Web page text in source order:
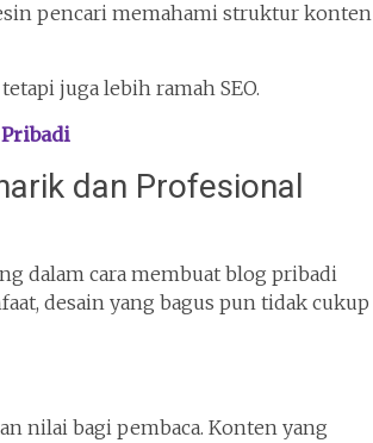
pencari memahami struktur konten
juga lebih ramah SEO.
dan Profesional
dalam cara membuat blog pribadi
desain yang bagus pun tidak cukup
nilai bagi pembaca. Konten yang